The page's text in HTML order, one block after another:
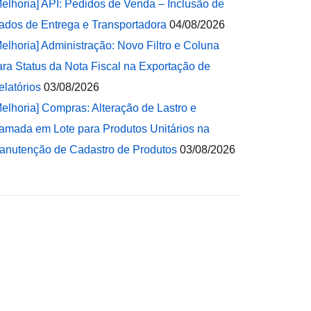
API: Pedidos de Venda – Inclusão de
de Entrega e Transportadora 04/08/2026
Administração: Novo Filtro e Coluna
Status da Nota Fiscal na Exportação de
03/08/2026
Compras: Alteração de Lastro e
em Lote para Produtos Unitários na
de Cadastro de Produtos 03/08/2026